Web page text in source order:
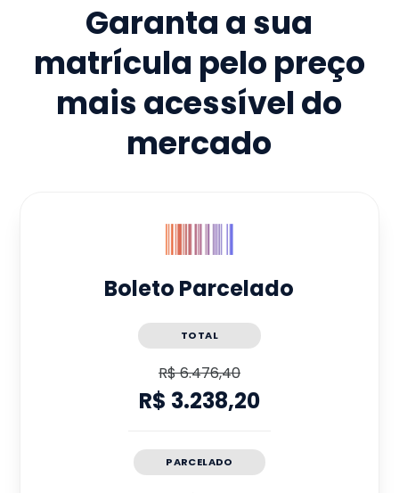
Garanta a sua
matrícula pelo preço
mais acessível do
mercado
Boleto Parcelado
TOTAL
R$ 6.476,40
R$ 3.238,20
PARCELADO